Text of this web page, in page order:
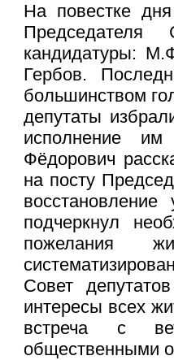
На повестке
кандидатуры:
Гербов.
большинством
депутаты
исполнение им
Фёдорович
на посту
подчеркнул
пожелания
Совет
интересы всех
встреча с
общественными